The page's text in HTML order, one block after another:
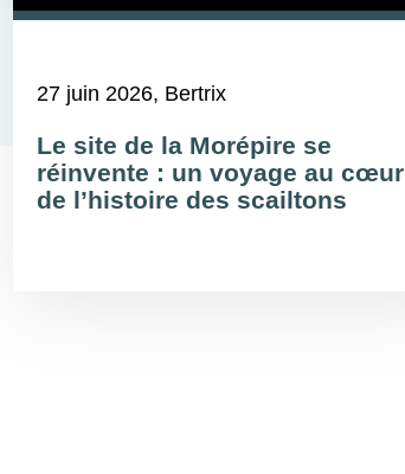
27 juin 2026, Bertrix
Le site de la Morépire se
réinvente : un voyage au cœur
de l’histoire des scailtons